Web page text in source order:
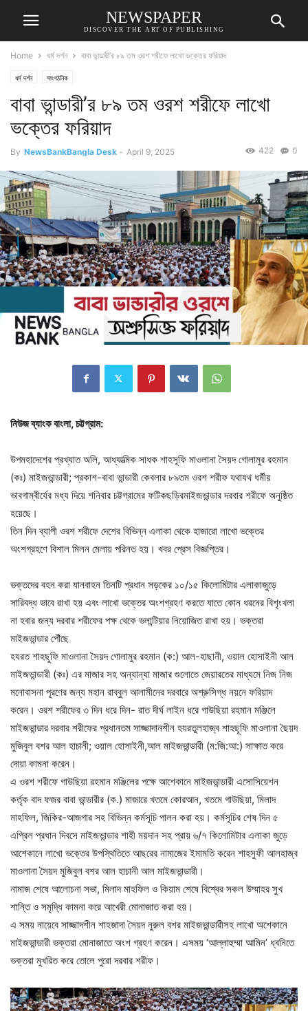
NEWSPAPER
DISCOVER THE ART OF PUBLISHING
Home ধর্ম দর্শন বাবা ভান্ডারী’র ৮৯ তম ওরশ শরীফে লাখো ভক্তের ফরিয়াদ
ধর্ম দর্শন সাংগঠনিক
বাবা ভান্ডারী’র ৮৯ তম ওরশ শরীফে লাখো
ভক্তের ফরিয়াদ
By NewsBankBangla Desk - April 9, 2025 0
422
নিউজ ব্যাংক বাংলা, চট্টগ্রাম:
উপমহাদেশের প্রখ্যাত অলি, আধ্যাত্মিক সাধক শাহসূফি মাওলানা সৈয়দ গোলামুর রহমান
(কঃ) মাইজভান্ডারী; প্রকাশ-বাবা ভান্ডারী কেবলার ৮৯তম ওরশ শরীফ যথাযথ ধর্মীয়
ভাবগাম্বীর্যের মধ্য দিয়ে শনিবার চট্টগ্রামের ফটিকছড়িরমাইজভান্ডার দরবার শরীফে অনুষ্ঠিত
হয়েছে।
তিন দিন ব্যাপী ওরশ শরীফে দেশের বিভিন্ন এলাকা থেকে হাজারো লাখো ভক্তের
অংশগ্রহণে বিশাল মিলন মেলায় পরিনত হয়। খবর প্রেস বিজ্ঞপ্তির।
ভক্তদের বহন করা যানবাহন তিনটি প্রধান সড়কের ১০/১৫ কিলোমিটার এলাকাজুড়ে
সারিবদ্ধ ভাবে রাখা হয় এবং লাখো ভক্তের অংশগ্রহণ করতে যাতে কোন ধরনের বিশৃংখলা
না হবার জন্য দরবার শরীফের পক্ষ থেকে ভলান্টিয়ার নিয়োজিত রাখা হয়। ভক্তরা
মাইজভান্ডার পৌঁছে
হযরত শাহছুফি মাওলানা সৈয়দ গোলামুর রহমান (ক:) আল-হাছানী, ওয়াল হোসাইনী আল
মাইজভান্ডারী (কঃ) এর মাজার সহ অন্যান্যা মাজার গুলোতে জেয়ারতের মাধ্যমে নিজ নিজ
মনোবাসনা পূরণের জন্য মহান রাব্বুল আলামীনের দরবারে অশ্রুসিগ্ধ নয়নে ফরিয়াদ
করেন। ওরশ শরীফের ৩ দিন ধরে দিন- রাত দীর্ঘ লাইন ধরে গাউছিয়া রহমান মঞ্জিলে
মাইজভান্ডার দরবার শরীফের প্রধানতম সাজ্জাদানশীন হযরতুলহাজ্ব শাহছূফি মাওলানা ছৈয়দ
মুজিবুল বশর আল হাচানী; ওয়াল হোসাইনী,আল মাইজভান্ডারী (ম:জি:আ:) সাক্ষাত করে
দোয়া কামনা করেন।
এ ওরশ শরীফে গাউছিয়া রহমান মঞ্জিলের পক্ষে আশেকানে মাইজভান্ডারী এসোসিয়েশন
কর্তৃক বাদ ফজর বাবা ভান্ডারীর (ক.) মাজারে খতমে কোরআন, খতমে গাউছিয়া, মিলাদ
মাহফিল, জিকির-আজগার সহ বিভিন্ন কর্মসূচি পালন করা হয়। কর্মসূচির শেষ দিন ৫
এপ্রিল প্রধান দিবসে মাইজভান্ডার শাহী ময়দান সহ প্রায় ৬/৭ কিলোমিটার এলাকা জুড়ে
আশেকানে লাখো ভক্তের উপস্থিতিতে আছরের নামাজের ইমামতি করেন শাহসুফী আলহাজ্ব
মাওলানা সৈয়দ মুজিবুল বশর আল হাচানী আল মাইজভান্ডারী।
নামাজ শেষে আলোচনা সভা, মিলাদ মাহফিল ও কিয়াম শেষে বিশ্বের সকল উম্মাহর সুখ
শান্তি ও সমৃদ্ধি কামনা করে আখেরী মোনাজাত করা হয়।
এ সময় নায়েবে সাজ্জাদশীন শাহজাদা সৈয়দ নুরুল বশর মাইজভান্ডারীসহ লাখো অশেকানে
মাইজভান্ডারী ভক্তরা মোনাজাতে অংশ গ্রহণ করেন। এসময় ‘আল্লাহুম্মা আমিন’ ধ্বনিতে
ভক্তরা মুখরিত করে তোলে পুরো দরবার শরীফ।